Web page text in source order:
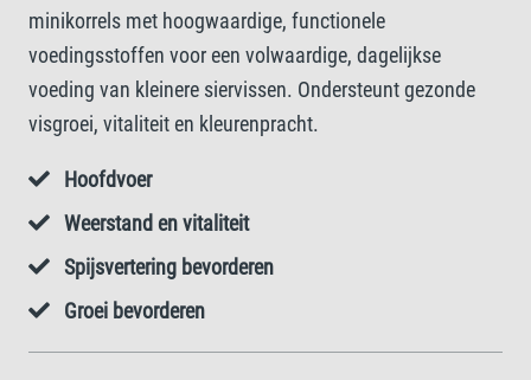
minikorrels met hoogwaardige, functionele
voedingsstoffen voor een volwaardige, dagelijkse
voeding van kleinere siervissen. Ondersteunt gezonde
visgroei, vitaliteit en kleurenpracht.
Hoofdvoer
Weerstand en vitaliteit
Spijsvertering bevorderen
Groei bevorderen